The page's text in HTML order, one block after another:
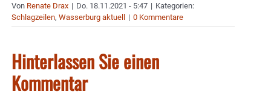
Von Renate Drax | Do. 18.11.2021 - 5:47 | Kategorien:
Schlagzeilen, Wasserburg aktuell | 0 Kommentare
Hinterlassen Sie einen
Kommentar